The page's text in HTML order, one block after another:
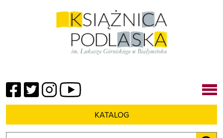
KATALOG
Facebook
TwitterInstagram
YouTube